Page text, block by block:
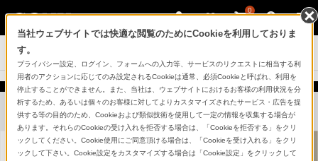
0
アクティブスピーカー/ネックスピーカー
ワイヤレススピーカーがお届けする、心地よい音楽空間
当社ウェブサイトでは快適な閲覧のためにCookieを利用しておりま
す。
プライバシー設定、ログイン、フォームへの入力等、サービスのリクエストに相当する利
用者のアクションに応じてのみ設定されるCookieは通常、必須Cookieと呼ばれ、利用を
停止することができません。また、当社は、ウェブサイトにおけるお客様の利用状況を分
析するため、あるいは個々のお客様に対してよりカスタマイズされたサービス・広告を提
供する等の目的のため、Cookieおよび類似技術を使用して一定の情報を収集する場合が
あります。それらのCookieの受け入れを拒否する場合は、「Cookieを拒否する」をクリ
ックしてください。Cookie使用にご同意頂ける場合は、「Cookieを受け入れる」をクリ
ックして下さい。Cookie設定をカスタマイズする場合は「Cookie設定」をクリックして